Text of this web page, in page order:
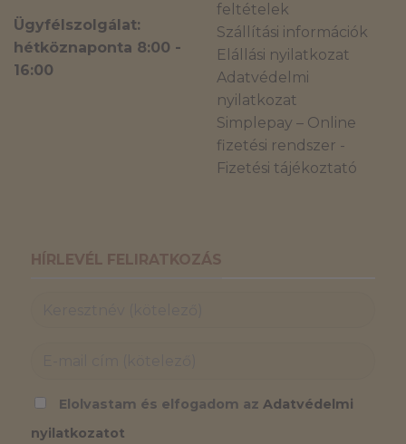
Ügyfélszolgálat:
hétköznaponta 8:00 -
16:00
feltételek
Szállítási információk
Elállási nyilatkozat
Adatvédelmi
nyilatkozat
Simplepay – Online
fizetési rendszer -
Fizetési tájékoztató
HÍRLEVÉL FELIRATKOZÁS
Elolvastam és elfogadom az Adatvédelmi
nyilatkozatot